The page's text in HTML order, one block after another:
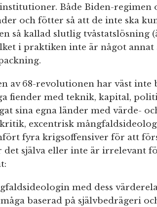
Både Biden-regimen
och fötter så att de inte ska
så kallad slutlig tvåstatslösning
i praktiken inte är något
av 68-revolutionen har väst
fiender med teknik, kapital,
sina egna länder med värde-
excentrisk
fyra krigsoffensiver för att
det själva eller inte är irrelevant
med dess
baserad på självbedrägeri